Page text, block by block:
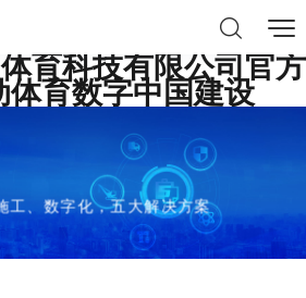
育科技有限公司官方
体育数字中国建设
工、数字化，五大解决方案